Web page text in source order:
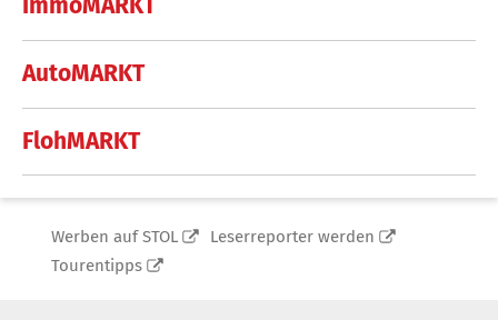
ImmoMARKT
AutoMARKT
FlohMARKT
Werben auf STOL
Leserreporter werden
Tourentipps